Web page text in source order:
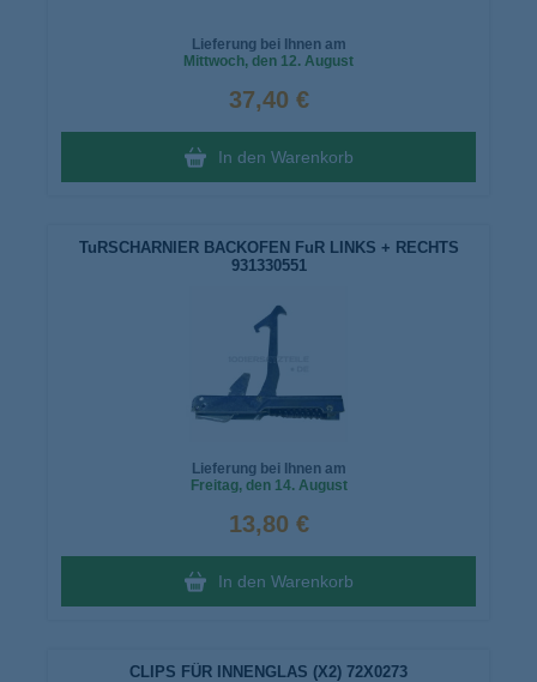
Lieferung bei Ihnen am
Mittwoch, den 12. August
37,40 €
In den Warenkorb
TuRSCHARNIER BACKOFEN FuR LINKS + RECHTS
931330551
Lieferung bei Ihnen am
Freitag, den 14. August
13,80 €
In den Warenkorb
CLIPS FÜR INNENGLAS (X2) 72X0273